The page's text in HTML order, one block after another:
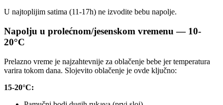
U najtoplijim satima (11-17h) ne izvodite bebu napolje.
Napolju u prolećnom/jesenskom vremenu — 10-
20°C
Prelazno vreme je najzahtevnije za oblačenje bebe jer temperatura
varira tokom dana. Slojevito oblačenje je ovde ključno:
15-20°C: